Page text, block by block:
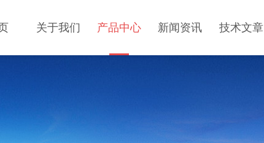
关于我们 产品中心 新闻资讯 技术文章